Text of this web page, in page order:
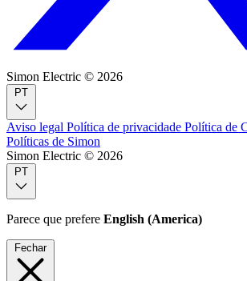
Simon Electric © 2026
Aviso legal Política de privacidade Política de
Políticas de Simon
Simon Electric © 2026
Parece que prefere English (America)
Fechar